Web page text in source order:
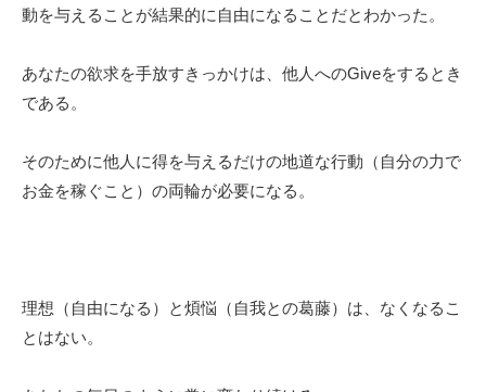
動を与えることが結果的に自由になることだとわかった。
あなたの欲求を手放すきっかけは、他人へのGiveをするとき
である。
そのために他人に得を与えるだけの地道な行動（自分の力で
お金を稼ぐこと）の両輪が必要になる。
理想（自由になる）と煩悩（自我との葛藤）は、なくなるこ
とはない。